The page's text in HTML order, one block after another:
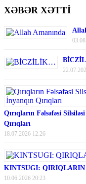
XƏBƏR XƏTTİ
Qırıqların Fəlsəfəsi
Qırıqları
18.07.2026 12:26
KINTSUGI:
10.06.2026 20:23